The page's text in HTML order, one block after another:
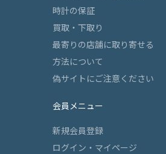
時計の保証
買取・下取り
最寄りの店舗に取り寄せる
方法について
偽サイトにご注意ください
会員メニュー
新規会員登録
ログイン・マイページ